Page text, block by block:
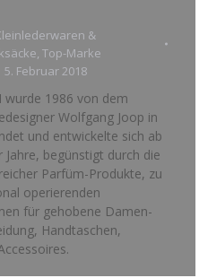
&
, Top-Marke
5. Februar 2018
wurde 1986 von dem
Wolfgang Joop in
und entwickelte sich ab
Jahre, begünstigt durch die
Parfüm-Produkte, zu
operierenden
für gehobene Damen-
Handtaschen,